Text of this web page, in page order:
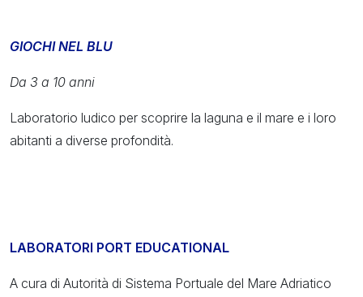
GIOCHI NEL BLU
Da 3 a 10 anni
Laboratorio ludico per scoprire la laguna e il mare e i loro
abitanti a diverse profondità.
LABORATORI PORT EDUCATIONAL
A cura di Autorità di Sistema Portuale del Mare Adriatico